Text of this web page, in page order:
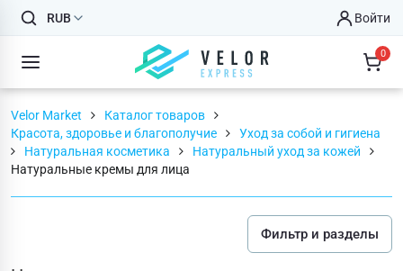
RUB Войти
0
Velor Market
Каталог товаров
Красота, здоровье и благополучие
Уход за собой и гигиена
Натуральная косметика
Натуральный уход за кожей
Натуральные кремы для лица
Фильтр и разделы